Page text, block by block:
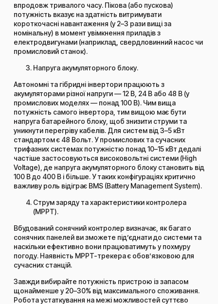
впродовж тривалого часу. Пікова (або пускова)
потужність вказує на здатність витримувати
короткочасні навантаження (у 2–3 рази вищі за
номінальну) в момент увімкнення приладів з
електродвигунами (наприклад, свердловинний насос чи
промисловий станок).
Напруга акумуляторного блоку.
Автономні та гібридні інвертори працюють з
акумуляторами різної напруги — 12 В, 24 В або 48 В (у
промислових моделях — понад 100 В). Чим вища
потужність самого інвертора, тим вищою має бути
напруга батарейного блоку, щоб знизити струми та
уникнути перегріву кабелів. Для систем від 3–5 кВт
стандартом є 48 Вольт. У промислових та сучасних
трифазних системах потужністю понад 10–15 кВт дедалі
частіше застосовуються високовольтні системи (High
Voltage), де напруга акумуляторного блоку становить від
100 В до 400 В і більше. У таких конфігураціях критично
важливу роль відіграє BMS (Battery Management System).
Струм заряду та характеристики контролера
(MPPT).
Вбудований сонячний контролер визначає, як багато
сонячних панелей ви зможете під’єднати до системи та
наскільки ефективно вони працюватимуть у похмуру
погоду. Наявність MPPT-трекера є обов’язковою для
сучасних станцій.
Завжди вибирайте потужність пристрою із запасом
щонайменше у 20–30% від максимального споживання.
Робота устаткування на межі можливостей суттєво